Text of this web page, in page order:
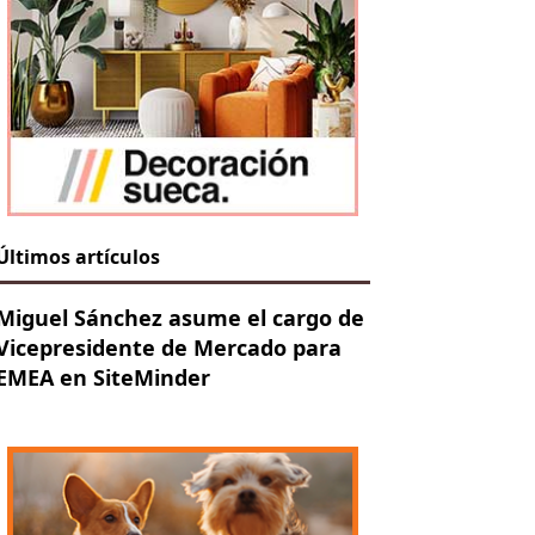
artículos
Sánchez asume el cargo de
de Mercado para
en SiteMinder